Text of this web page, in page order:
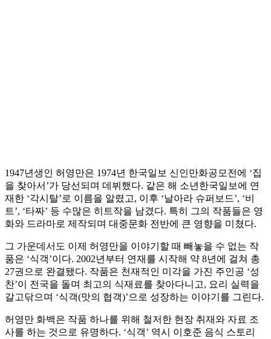
1947년생인 허영만은 1974년 한국일보 신인만화공모전에 ‘집
을 찾아서’가 당선되며 데뷔했다. 같은 해 소년한국일보에 연
재한 ‘각시탈’로 이름을 알렸고, 이후 ‘날아라 슈퍼보드’, ‘비
트’, ‘타짜’ 등 수많은 히트작을 남겼다. 특히 그의 작품들은 영
화와 드라마로 제작되며 대중문화 전반에 큰 영향을 미쳤다.
그 가운데서도 이제 허영만을 이야기할 때 빼놓을 수 없는 작
품은 ‘식객’이다. 2002년부터 연재를 시작해 약 8년에 걸쳐 총
27권으로 완결됐다. 작품은 천재적인 미각을 가진 주인공 ‘성
찬’이 전국을 돌며 최고의 식재료를 찾아다니고, 요리 실력을
갈고닦으며 ‘식객(맛의 협객)’으로 성장하는 이야기를 그린다.
허영만 화백은 작품 하나를 위해 철저한 현장 취재와 자료 조
사를 하는 것으로 유명하다. ‘식객’ 역시 이호준 음식 스토리